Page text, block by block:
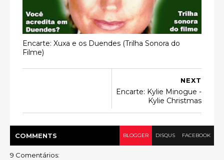
Encarte: Xuxa e os Duendes (Trilha Sonora do
Filme)
NEXT
Encarte: Kylie Minogue -
Kylie Christmas
COMMENTS BLOGGER DISQUS FACEBOOK
9 Comentários: